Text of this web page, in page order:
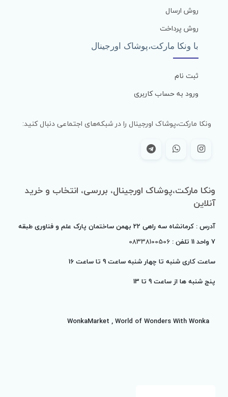
روش ارسال
روش پرداخت
با ونکا مارکت،پوشاک اورجینال
ثبت نام
ورود به حساب کاربری
ونکا مارکت،پوشاک اورجینال را در شبکه‌های اجتماعی دنبال کنید:
ونکا مارکت،پوشاک اورجینال، بررسی، انتخاب و خرید
آنلاین
آدرس : کرمانشاه سه راهی 22 بهمن ساختمان پارک علم و فناوری طبقه
7 واحد 11 تلفن :
08338100506
ساعت کاری شنبه تا چهار شنبه ساعت 9 تا ساعت 16
پنج شنبه ها از ساعت 9 تا
13